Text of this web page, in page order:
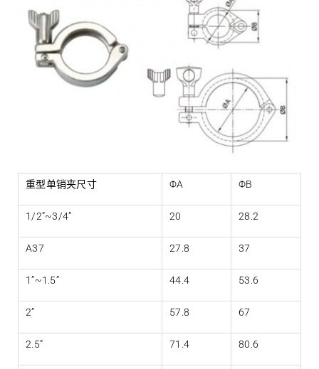
重型单销夹尺寸 ΦA ΦB
1/2”~3/4” 20 28.2
A37 27.8 37
1”~1.5” 44.4 53.6
2” 57.8 67
2.5” 71.4 80.6